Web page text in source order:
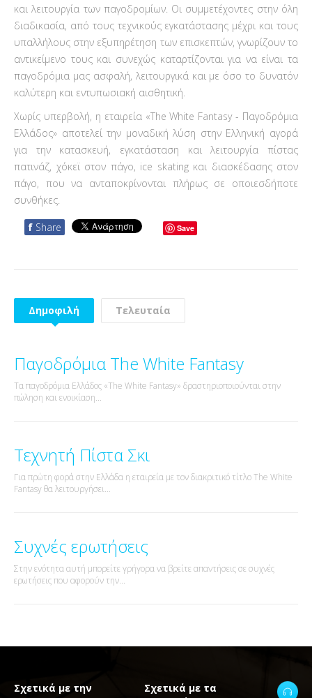
και λειτουργία των παγοδρομίων. Οι συμμετέχοντες στην όλη
διαδικασία, από τους τεχνικούς εγκατάστασης μέχρι και τους
υπαλλήλους στην εξυπηρέτηση των επισκεπτών, γνωρίζουν το
αντικείμενο τους και συνεχώς καταρτίζονται για να είναι τα
παγοδρόμια μας ασφαλή, λειτουργικά και με όσο το δυνατόν
καλύτερη και εντυπωσιακή αισθητική.
Χωρίς υπερβολή, η εταιρεία «The White Fantasy - Παγοδρόμια
Ελλάδος» αποτελεί την μοναδική λύση στην Ελληνική αγορά
για την κατασκευή, εγκατάσταση και λειτουργία πίστας
πατινάζ, χόκεϊ στον πάγο, ice skating και διασκέδασης στον
πάγο, που να ανταποκρίνονται πλήρως σε οποιεσδήποτε
συνθήκες.
f Share Save
Δημοφιλή Τελευταία
Παγοδρόμια The White Fantasy
Τα παγοδρόμια Ελλάδος «The White Fantasy» δραστηριοποιούνται στην
πώληση και ενοικίαση...
Τεχνητή Πίστα Σκι
Για πρώτη φορά στην Ελλάδα η εταιρεία με τον διακριτικό τίτλο The White
Fantasy θα λειτουργήσει...
Συχνές ερωτήσεις
Στην ενότητα αυτή μπορείτε γρήγορα να βρείτε απαντήσεις σε συχνές
ερωτήσεις που αφορούν την...
Σχετικά με την
Σχετικά με τα